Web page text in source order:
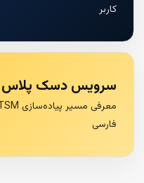
کاربر
سرویس دسک
فارسی